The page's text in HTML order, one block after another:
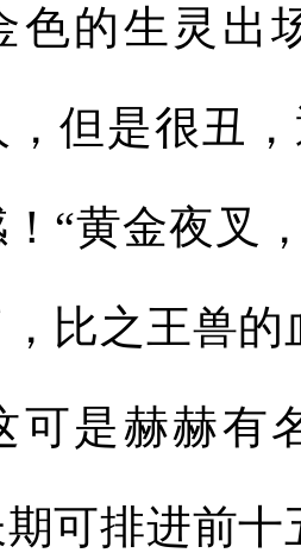
色的生灵出
但是很丑
“黄金夜叉
比之王兽
可是赫赫有
可排进前